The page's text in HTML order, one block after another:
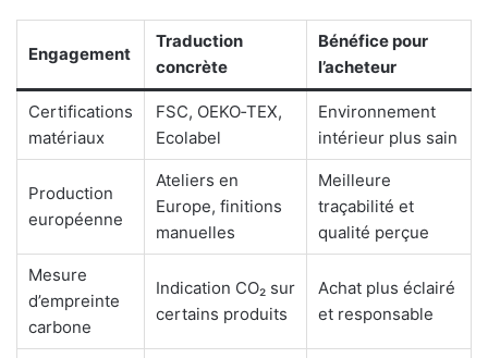
Engagement
Traduction
concrète
Bénéfice pour
l’acheteur
Certifications
matériaux
FSC, OEKO‑TEX,
Ecolabel
Environnement
intérieur plus sain
Production
européenne
Ateliers en
Europe, finitions
manuelles
Meilleure
traçabilité et
qualité perçue
Mesure
d’empreinte
carbone
Indication CO₂ sur
certains produits
Achat plus éclairé
et responsable